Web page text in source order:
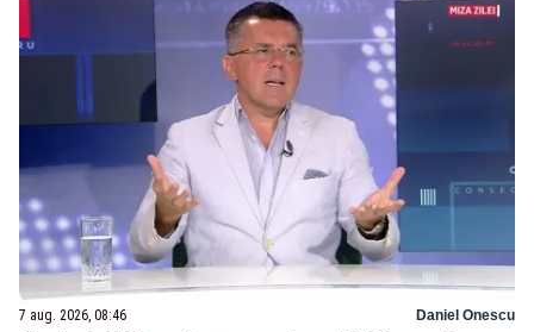
7 aug. 2026, 08:46 Daniel Onescu